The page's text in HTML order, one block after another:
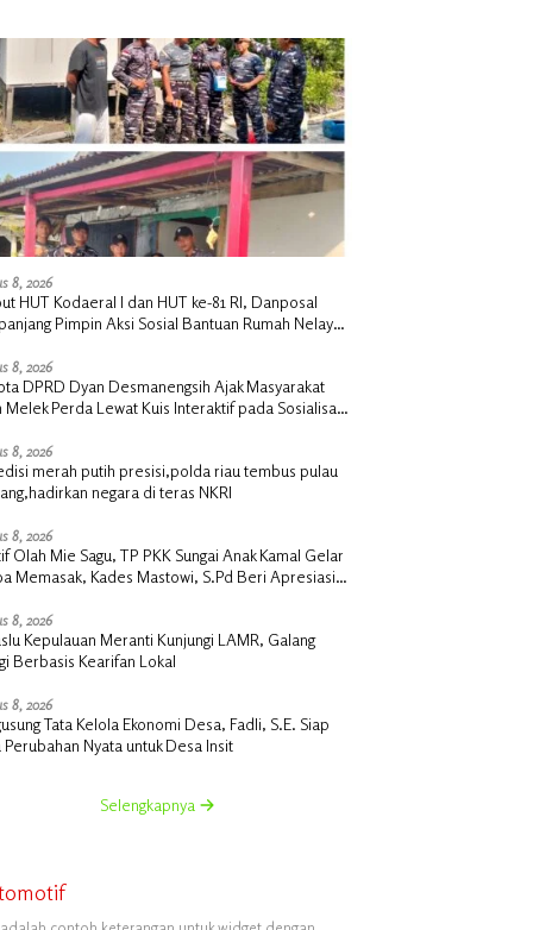
8, 2026
HUT Kodaeral I dan HUT ke-81 RI, Danposal
Pimpin Aksi Sosial Bantuan Rumah Nelayan
8, 2026
DPRD Dyan Desmanengsih Ajak Masyarakat
Melek Perda Lewat Kuis Interaktif pada Sosialisasi
8, 2026
merah putih presisi,polda riau tembus pulau
negara di teras NKRI
8, 2026
Olah Mie Sagu, TP PKK Sungai Anak Kamal Gelar
Memasak, Kades Mastowi, S.Pd Beri Apresiasi
8, 2026
Kepulauan Meranti Kunjungi LAMR, Galang
Berbasis Kearifan Lokal
8, 2026
Tata Kelola Ekonomi Desa, Fadli, S.E. Siap
Perubahan Nyata untuk Desa Insit
Selengkapnya